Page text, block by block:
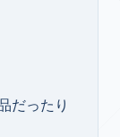
だったり